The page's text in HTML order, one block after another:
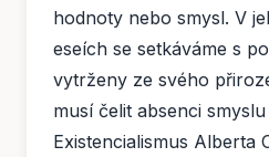
hodnoty nebo smysl. V
eseích se setkáváme s
vytrženy ze svého
musí čelit absenci
Existencialismus Alberta